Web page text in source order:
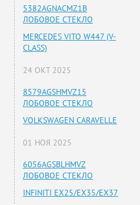
5382AGNACMZ1B
ЛОБОВОЕ СТЕКЛО
MERCEDES VITO W447 (V-
CLASS)
24 ОКТ 2025
8579AGSHMVZ15
ЛОБОВОЕ СТЕКЛО
VOLKSWAGEN CARAVELLE
01 НОЯ 2025
6056AGSBLHMVZ
ЛОБОВОЕ СТЕКЛО
INFINITI EX25/EX35/EX37